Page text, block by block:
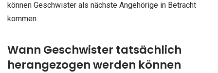
können Geschwister als nächste Angehörige in Betracht
kommen.
Wann Geschwister tatsächlich
herangezogen werden können